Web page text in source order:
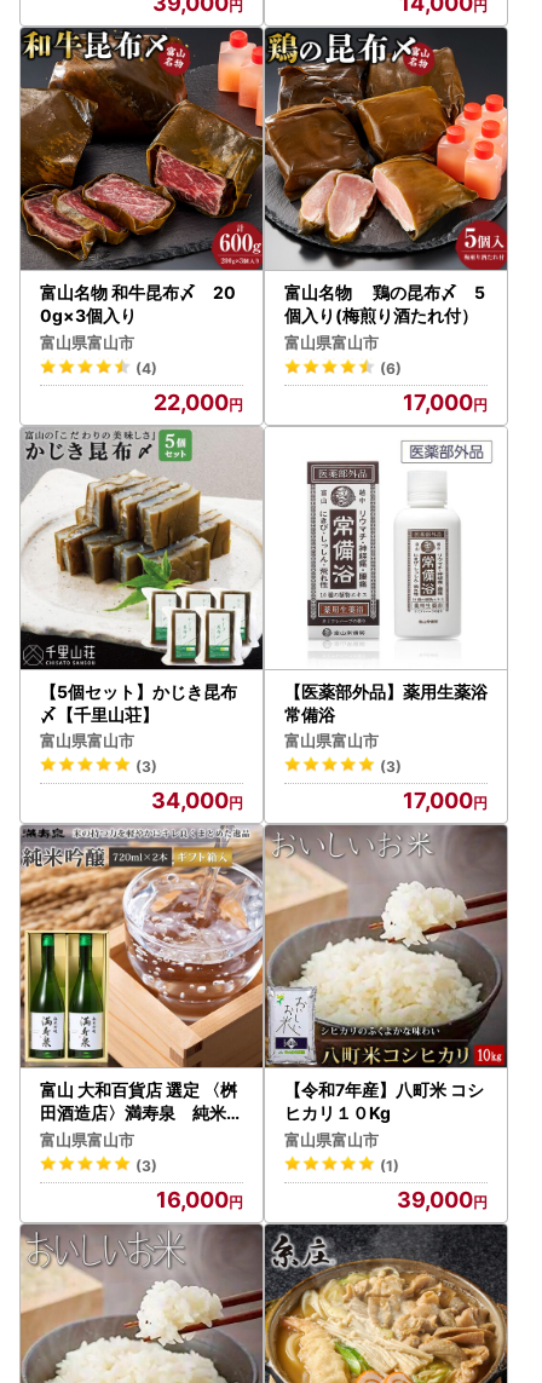
富山名物 和牛昆布〆 20
0g×3個入り
富山県富山市
(4)
22,000
富山名物 鶏の昆布〆 5
個入り(梅煎り酒たれ付）
富山県富山市
(6)
17,000
【5個セット】かじき昆布
〆【千里山荘】
富山県富山市
(3)
34,000
【医薬部外品】薬用生薬浴
常備浴
富山県富山市
(3)
17,000
富山 大和百貨店 選定 〈桝
田酒造店〉満寿泉 純米吟
醸酒2本入 720ml
富山県富山市
(3)
16,000
【令和7年産】八町米 コシ
ヒカリ１０Kg
富山県富山市
(1)
39,000